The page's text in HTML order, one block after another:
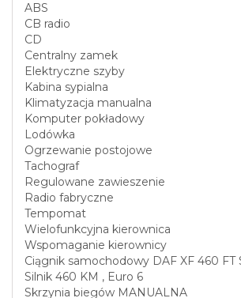
ABS
CB radio
CD
Centralny zamek
Elektryczne szyby
Kabina sypialna
Klimatyzacja manualna
Komputer pokładowy
Lodówka
Ogrzewanie postojowe
Tachograf
Regulowane zawieszenie
Radio fabryczne
Tempomat
Wielofunkcyjna kierownica
Wspomaganie kierownicy
Ciągnik samochodowy DAF XF 460 FT
Silnik 460 KM , Euro 6
Skrzynia biegów MANUALNA